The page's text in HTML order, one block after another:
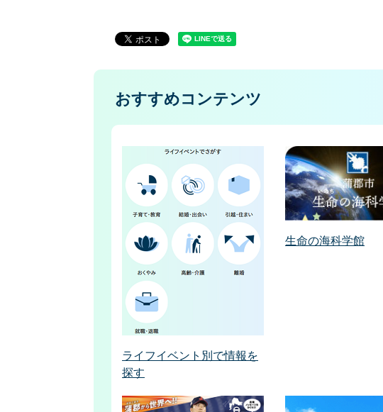
おすすめコンテンツ
ライフイベント別で情報を
探す
生命の海科学館